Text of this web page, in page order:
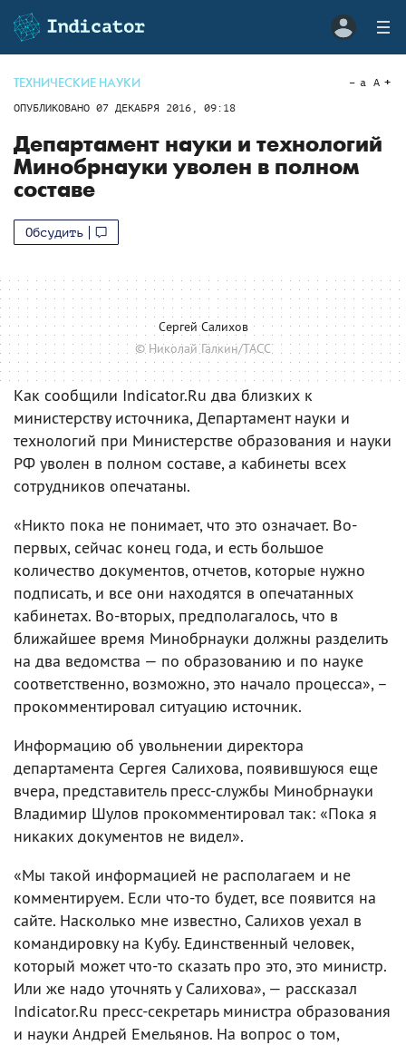
ТЕХНИЧЕСКИЕ НАУКИ
ОПУБЛИКОВАНО 07 ДЕКАБРЯ 2016, 09:18
a A
Департамент науки и технологий
Минобрнауки уволен в полном
составе
Обсудить
Сергей Салихов
© Николай Галкин/ТАСС
Как сообщили Indicator.Ru два близких к
министерству источника, Департамент науки и
технологий при Министерстве образования и науки
РФ уволен в полном составе, а кабинеты всех
сотрудников опечатаны.
«Никто пока не понимает, что это означает. Во-
первых, сейчас конец года, и есть большое
количество документов, отчетов, которые нужно
подписать, и все они находятся в опечатанных
кабинетах. Во-вторых, предполагалось, что в
ближайшее время Минобрнауки должны разделить
на два ведомства — по образованию и по науке
соответственно, возможно, это начало процесса», –
прокомментировал ситуацию источник.
Информацию об увольнении директора
департамента Сергея Салихова, появившуюся еще
вчера, представитель пресс-службы Минобрнауки
Владимир Шулов прокомментировал так: «Пока я
никаких документов не видел».
«Мы такой информацией не располагаем и не
комментируем. Если что-то будет, все появится на
сайте. Насколько мне известно, Салихов уехал в
командировку на Кубу. Единственный человек,
который может что-то сказать про это, это министр.
Или же надо уточнять у Салихова», — рассказал
Indicator.Ru пресс-секретарь министра образования
и науки Андрей Емельянов. На вопрос о том,